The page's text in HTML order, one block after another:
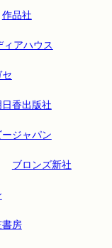
作品社
ィアハウス
日香出版社
ジャパン
ブロンズ新社
書房